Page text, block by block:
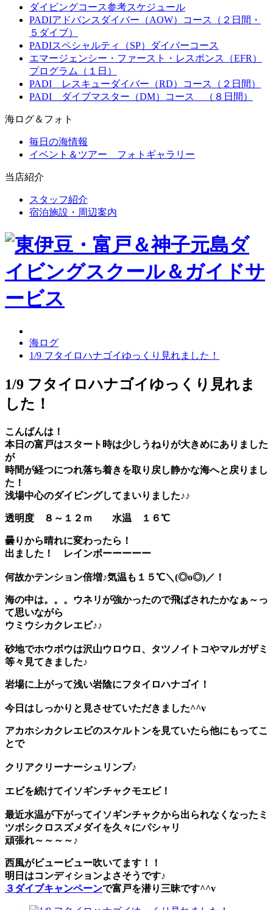
ダイビングコース参考スケジュール
PADIアドバンスダイバー（AOW）コース（２日間・
５ダイブ）
PADIスペシャルティ（SP）ダイバーコース
エマージェンシー・ファースト・レスポンス（EFR）
プログラム（１日）
PADI レスキューダイバー（RD）コース（２日間）
PADI ダイブマスター（DM）コース （８日間）
海ログ＆フォト
毎日の海情報
イベント＆ツアー フォトギャラリー
当店紹介
スタッフ紹介
宿泊施設・周辺案内
海ログ
1/9 フタイロハナゴイゆっくり見れました！
1/9 フタイロハナゴイゆっくり見れま
した！
こんばんは！
本日の富戸はスタート時は少しうねりが大きめにありました
が
時間が経つにつれ落ち着きを取り戻し静かな海へと戻りまし
た！
浅場中心のダイビングしてまいりました♪♪
透明度 ８～１２ｍ 水温 １６℃
曇りから晴れに変わったら！
出ました！
レインボーーーーー
何故かテンション倍増♪気温も１５℃＼(◎o◎)／！
海の中は。。。ウネリが強かったので飛ばされたかなぁ～っ
て思いながら
ウミウシカクレエビ♪♪
砂地でホウボウは沢山ウロウロ、タツノイトコやマルガザミ
等々見てきました♪
岩場に上がって浅い岩陰にフタイロハナゴイ ！
今日はしっかりと見させていただきました^^v
アカホシカクレエビのスケルトンを見ていたら他にもってこ
とで
クリアクリーナーシュリンプ♪
エビを続けてイソギンチャクモエビ！
最近水温が下がってイソギンチャクから出られなくなったミ
ツボシクロスズメダイを久々にパシャリ
頑張れ～～～～♪
西風がビュービュー吹いてます！！
明日はコンディションよさそうです♪
３ダイブキャンペーンで富戸を潜り三昧です^^v